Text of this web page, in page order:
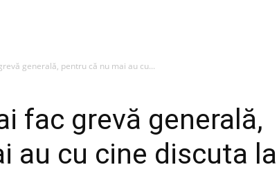
generală, pentru că nu mai au cu...
fac grevă generală,
au cu cine discuta la